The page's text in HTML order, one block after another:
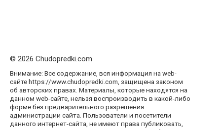
© 2026 Chudopredki.com
Внимание: Все содержание, вся информация на web-
сайте https://www.chudopredki.com, защищена законом
об авторских правах. Материалы, которые находятся на
данном web-сайте, нельзя воспроизводить в какой-либо
форме без предварительного разрешения
администрации сайта. Пользователи и посетители
данного интернет-сайта, не имеют права публиковать,